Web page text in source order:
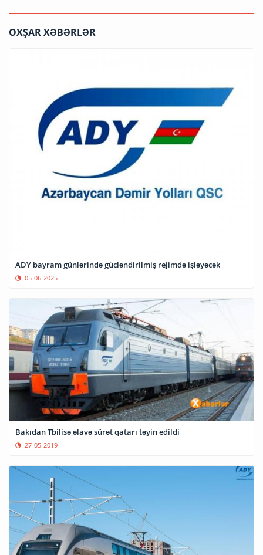
OXŞAR XƏBƏRLƏR
ADY bayram günlərində gücləndirilmiş rejimdə işləyəcək
05-06-2025
Bakıdan Tbilisə əlavə sürət qatarı təyin edildi
27-05-2019